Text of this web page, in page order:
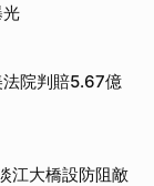
院判賠5.67億
江大橋設防阻敵